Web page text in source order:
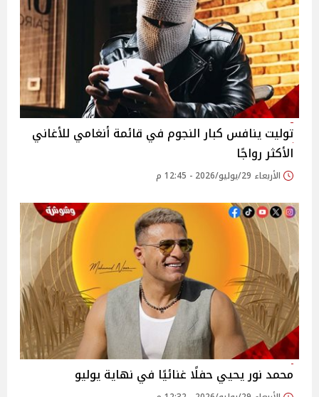
توليت ينافس كبار النجوم في قائمة أنغامي للأغاني
الأكثر رواجًا
الأربعاء 29/يوليو/2026 - 12:45 م
محمد نور يحيي حفلًا غنائيًا في نهاية يوليو